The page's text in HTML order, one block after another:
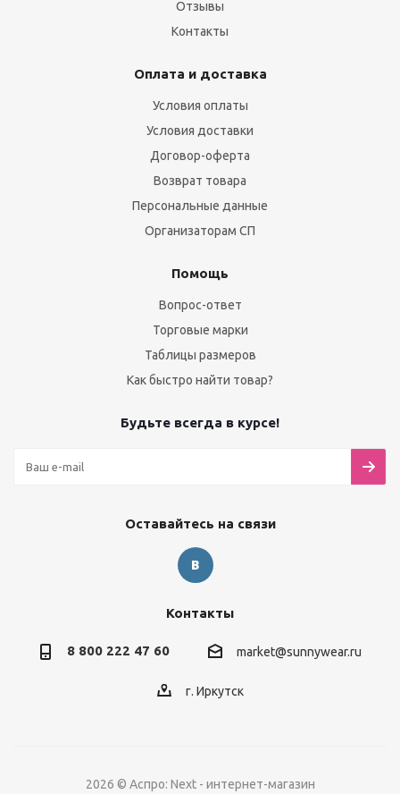
Отзывы
Контакты
Оплата и доставка
Условия оплаты
Условия доставки
Договор-оферта
Возврат товара
Персональные данные
Организаторам СП
Помощь
Вопрос-ответ
Торговые марки
Таблицы размеров
Как быстро найти товар?
Будьте всегда в курсе!
Оставайтесь на связи
Контакты
8 800 222 47 60 market@sunnywear.ru
г. Иркутск
2026 © Аспро: Next - интернет-магазин